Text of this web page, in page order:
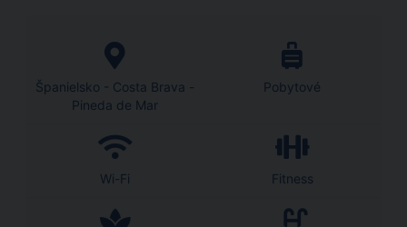
Španielsko - Costa Brava -
Pineda de Mar
Pobytové
Wi-Fi Fitness